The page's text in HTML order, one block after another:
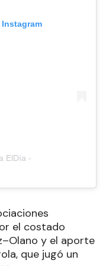
ElDía -
el costado
y el aporte
que jugó un